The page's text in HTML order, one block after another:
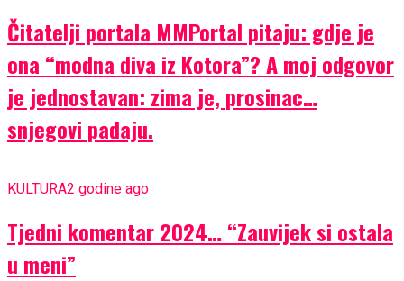
Čitatelji portala MMPortal pitaju: gdje je
ona “modna diva iz Kotora”? A moj odgovor
je jednostavan: zima je, prosinac…
snjegovi padaju.
KULTURA2 godine ago
Tjedni komentar 2024… “Zauvijek si ostala
u meni”